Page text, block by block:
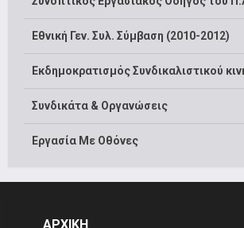
Εθνική Γεν. Συλ. Σύμβαση (2010-2012)
Εκδημοκρατισμός Συνδικαλιστικού
Συνδικάτα & Οργανώσεις
Εργασία Με Οθόνες
ΑΡΧΙΚΗ